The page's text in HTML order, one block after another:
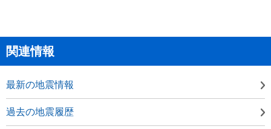
関連情報
最新の地震情報
過去の地震履歴